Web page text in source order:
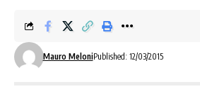
Mauro MeloniPublished: 12/03/2015